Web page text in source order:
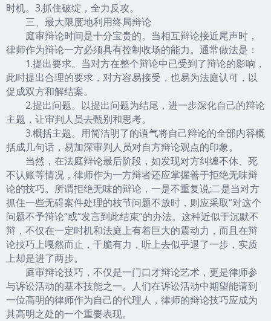
时机。3.抓住破绽，全力反攻。
三、最大限度地利用终局辩论
庭审辩论时间是十分宝贵的。当相互辩论接近尾声时，
律师作为辩论一方必须具有控制收场的能力。通常做法是：
1.提出要求。当对方在整个辩论中已受到了辩论的影响，
此时提出合理的要求，对方容易接受，也易为法庭认可，以
促成双方和解结案。
2.提出问题。以提出问题为结尾，进一步深化自己的辩论
主题，让审判人员去甄别和思考。
3.概括主题。用简洁明了的语气将自己辩论的全部内容概
括成几句话，易加深审判人员对自方辩论观点的印象。
当然，在法庭辩论最后阶段，如发现对方纠缠不休、死
不认账等情况，律师作为一方辩者还应掌握善于拒绝无味辩
论的技巧。所谓拒绝无味的辩论，一是不重复说;二是当对方
抓住一些无碍案件处理的枝节问题不放时，则应采取“对这个
问题不予辩论”或“发言到此结束”的办法。这种近似于沉默不
辩，不仅在一定时机和法庭上有着巨大的震动力，而且在辩
论技巧上嘎然而止，干脆有力，听上去似乎退了一步，实质
上却是进了两步。
庭审辩论技巧，不仅是一门口才辩论艺术，更是律师参
与诉讼活动的基本技能之一。人们在诉讼活动中期望能请到
一位高明的律师作为自己的代理人，律师的辩论技巧应成为
其高明之处的一个重要表现。